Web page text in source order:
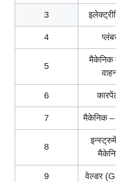
3
4
5
मैकेनिक
6
7 मैकेनिक
8
9 वेल्डर